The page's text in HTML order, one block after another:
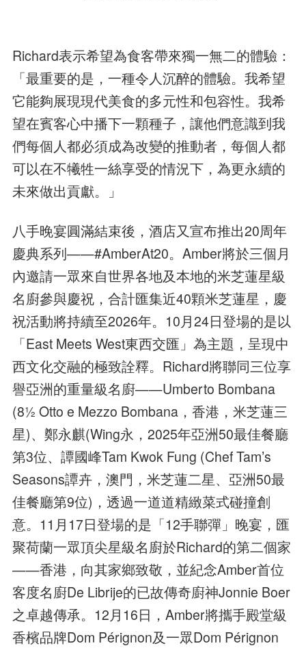
Richard表示希望為食客帶來獨一無二的體驗：
「最重要的是，一種令人沉醉的體驗。我希望
它能夠展現現代美食的多元性和包容性。我希
望在賓客心中播下一顆種子，讓他們意識到我
們每個人都必須成為改變的推動者，每個人都
可以在不犧牲一絲享受的情況下，為更永續的
未來做出貢獻。」
八手晚宴圓滿結束後，酒店又宣布推出20周年
慶典系列——#AmberAt20。Amber將於三個月
內邀請一眾來自世界各地及本地的米芝蓮星級
名廚參與慶祝，合計匯集近40顆米芝蓮星，慶
祝活動將持續至2026年。10月24日登場的是以
「East Meets West東西交匯」為主題，呈現中
西文化交融的極致詮釋。Richard將聯同三位享
譽亞洲的重量級名廚——Umberto Bombana
(81⁄2 Otto e Mezzo Bombana，香港，米芝蓮三
星)、鄭永麒(Wing永，2025年亞洲50最佳餐廳
第3位、譚國峰Tam Kwok Fung (Chef Tam’s
Seasons譚卉，澳門，米芝蓮二星、亞洲50最
佳餐廳第9位)，透過一道道精緻菜式碰撞創
意。11月17日登場的是「12手聯彈」晚宴，匯
聚荷蘭一眾頂尖星級名廚於Richard的第二個家
——香港，向其家鄉致敬，並紀念Amber首位
客度名廚De Librije的已故傳奇廚神Jonnie Boer
之卓越傳承。12月16日，Amber將攜手殿堂級
香檳品牌Dom Pérignon及一眾Dom Pérignon